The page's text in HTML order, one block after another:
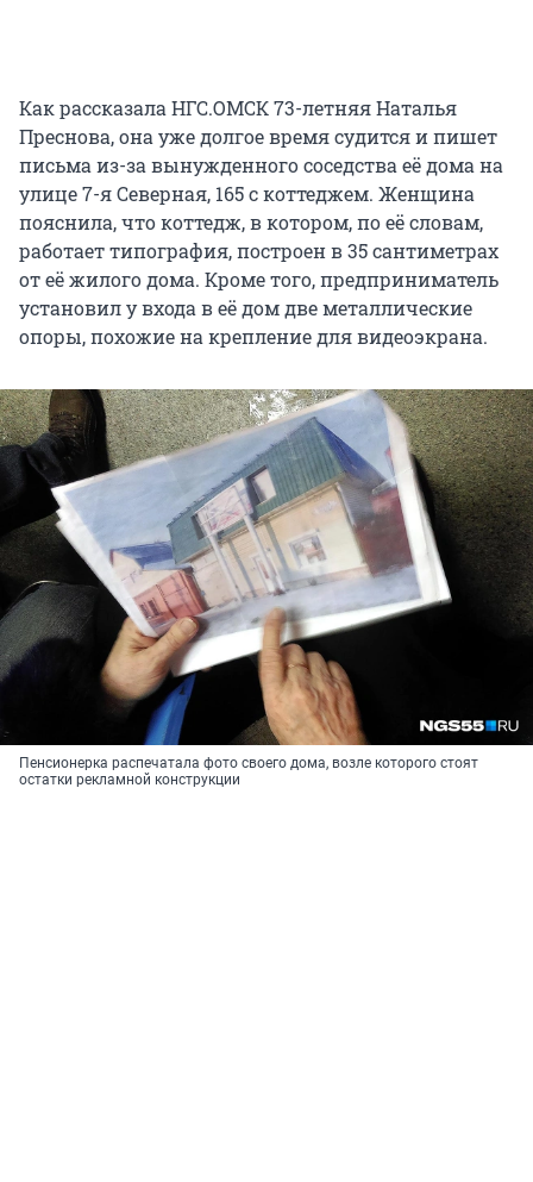
Как рассказала НГС.ОМСК 73-летняя Наталья
Преснова, она уже долгое время судится и пишет
письма из-за вынужденного соседства её дома на
улице 7-я Северная, 165 с коттеджем. Женщина
пояснила, что коттедж, в котором, по её словам,
работает типография, построен в 35 сантиметрах
от её жилого дома. Кроме того, предприниматель
установил у входа в её дом две металлические
опоры, похожие на крепление для видеоэкрана.
Пенсионерка распечатала фото своего дома, возле которого стоят
остатки рекламной конструкции